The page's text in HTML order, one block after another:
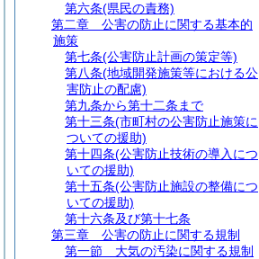
第六条(県民の責務)
第二章
公害の防止に関する基本的
施策
第七条(公害防止計画の策定等)
第八条(地域開発施策等における公
害防止の配慮)
第九条から第十二条まで
第十三条(市町村の公害防止施策に
ついての援助)
第十四条(公害防止技術の導入につ
いての援助)
第十五条(公害防止施設の整備につ
いての援助)
第十六条及び第十七条
第三章
公害の防止に関する規制
第一節
大気の汚染に関する規制